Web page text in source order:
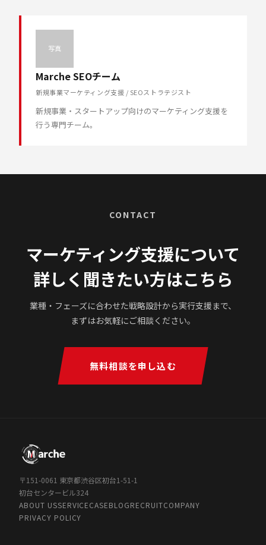
写真
Marche SEOチーム
新規事業マーケティング支援 / SEOストラテジスト
新規事業・スタートアップ向けのマーケティング支援を
行う専門チーム。
CONTACT
マーケティング支援について
詳しく聞きたい方はこちら
業種・フェーズに合わせた戦略設計から実行支援まで、
まずはお気軽にご相談ください。
無料相談を申し込む
〒151-0061 東京都渋谷区初台1-51-1
初台センタービル324
ABOUT USSERVICECASEBLOGRECRUITCOMPANY
PRIVACY POLICY